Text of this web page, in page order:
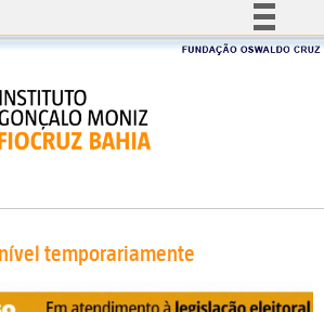
Simplifique!
Acesso à informação
Canais
temporariamente